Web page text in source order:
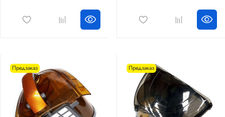
Предзаказ Предзаказ